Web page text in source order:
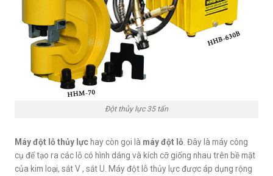
Đột thủy lực 35 tấn
Máy đột lỗ thủy lực hay còn gọi là máy đột lỗ . Đây là máy công
cụ để tạo ra các lỗ có hình dáng và kích cỡ giống nhau trên bề mặt
của kim loại, sắt V , sắt U. Máy đột lỗ thủy lực được áp dụng rộng